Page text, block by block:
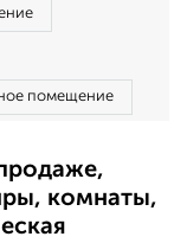
помещение
комнаты,